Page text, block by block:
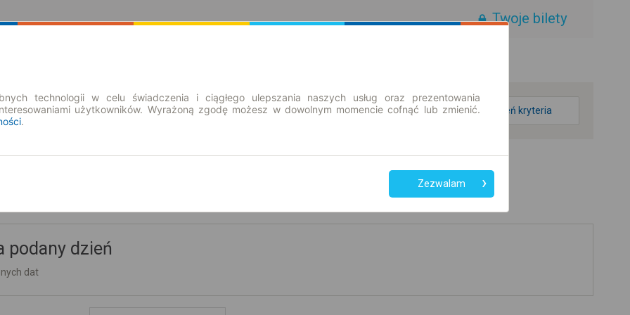
Twoje bilety
zmień kryteria
podany dzień
dat
technologii w celu świadczenia i ciągłego ulepszania naszych usług oraz prezentowania
użytkowników. Wyrażoną zgodę możesz w dowolnym momencie cofnąć lub zmienić.
.
Zezwalam